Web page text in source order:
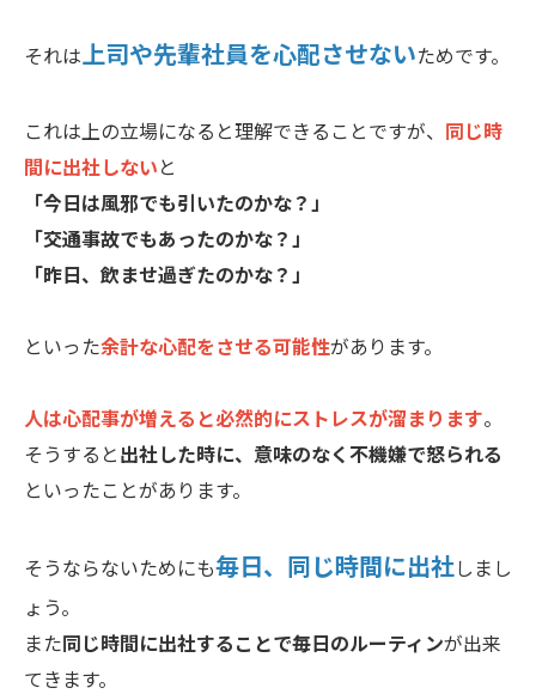
それは上司や先輩社員を心配させないためです。
これは上の立場になると理解できることですが、 同じ時
間に出社しないと
「今日は風邪でも引いたのかな？」
「交通事故でもあったのかな？」
「昨日、飲ませ過ぎたのかな？」
といった余計な心配をさせる可能性があります。
人は心配事が増えると必然的にストレスが溜まります。
そうすると出社した時に、意味のなく不機嫌で怒られる
といったことがあります。
そうならないためにも毎日、同じ時間に出社しまし
ょう。
また同じ時間に出社することで毎日のルーティンが出来
てきます。